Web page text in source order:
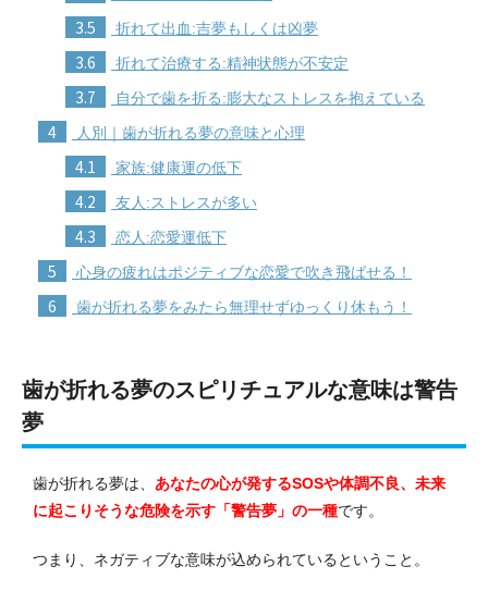
3.5 折れて出血:吉夢もしくは凶夢
3.6 折れて治療する:精神状態が不安定
3.7 自分で歯を折る:膨大なストレスを抱えている
4 人別｜歯が折れる夢の意味と心理
4.1 家族:健康運の低下
4.2 友人:ストレスが多い
4.3 恋人:恋愛運低下
5 心身の疲れはポジティブな恋愛で吹き飛ばせる！
6 歯が折れる夢をみたら無理せずゆっくり休もう！
歯が折れる夢のスピリチュアルな意味は警告
夢
歯が折れる夢は、 あなたの心が発するSOSや体調不良、未来
に起こりそうな危険を示す「警告夢」の一種です。
つまり、ネガティブな意味が込められているということ。